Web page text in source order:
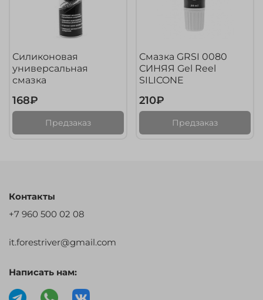
Силиконовая
универсальная
смазка
168₽
Предзаказ
Смазка GRSI 0080
СИНЯЯ Gel Reel
SILICONE
210₽
Предзаказ
Контакты
+7 960 500 02 08
it.forestriver@gmail.com
Написать нам: